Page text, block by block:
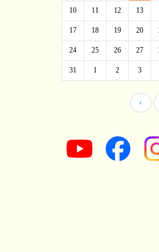
10 11 12 13
17 18 19 20
24 25 26 27
31 1 2 3
‹